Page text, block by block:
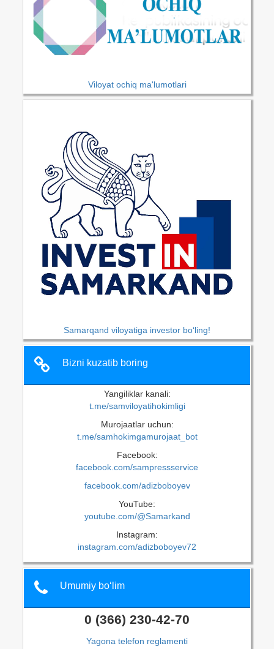
Viloyat ochiq ma'lumotlari
Samarqand viloyatiga investor bo‘ling!
Bizni kuzatib boring
Yangiliklar kanali:
t.me/samviloyatihokimligi
Murojaatlar uchun:
t.me/samhokimgamurojaat_bot
Facebook:
facebook.com/sampressservice
facebook.com/adizboboyev
YouTube:
youtube.com/@Samarkand
Instagram:
instagram.com/adizboboyev72
Umumiy bo‘lim
0 (366) 230-42-70
Yagona telefon reglamenti